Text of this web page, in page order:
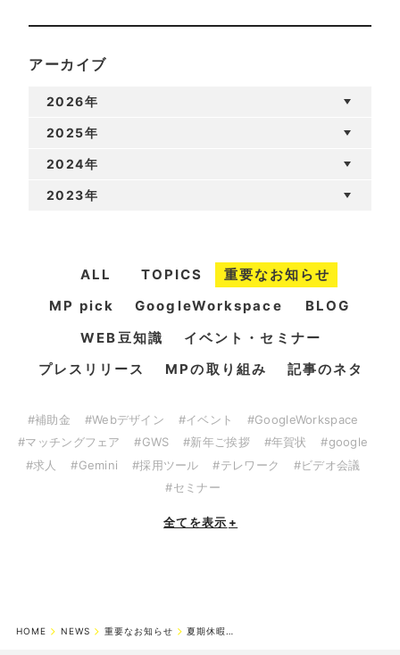
アーカイブ
2026年
2025年
2024年
2023年
ALL TOPICS
重要なお知らせ
MP pick
GoogleWorkspace
BLOG
WEB豆知識
イベント・セミナー
プレスリリース
MPの取り組み 記事のネタ
#補助金 #Webデザイン #イベント
#GoogleWorkspace
#マッチングフェア
#GWS #新年ご挨拶 #年賀状
#google
#求人
#Gemini #採用ツール #テレワーク
#ビデオ会議
#セミナー
全てを表示 +
HOME NEWS 重要なお知らせ 夏期休暇のお知らせ